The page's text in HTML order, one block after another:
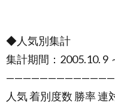
◆人気別集計
集計期間：2005.10. 9
人気 着別度数 勝率 連